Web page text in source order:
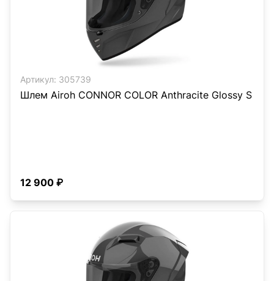
Артикул: 305739
Шлем Airoh CONNOR COLOR Anthracite Glossy S
12 900 ₽